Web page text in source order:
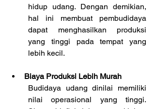
hidup udang. Dengan demikian,
hal ini membuat pembudidaya
dapat menghasilkan produksi
yang tinggi pada tempat yang
lebih kecil.
Biaya Produksi Lebih Murah
Budidaya udang dinilai memiliki
nilai operasional yang tinggi.